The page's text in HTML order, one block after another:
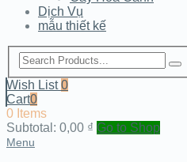
Dịch Vụ
mẫu thiết kế
Wish List0
Cart0
0 Items
Subtotal: 0,00 ₫ Go to Shop
Menu